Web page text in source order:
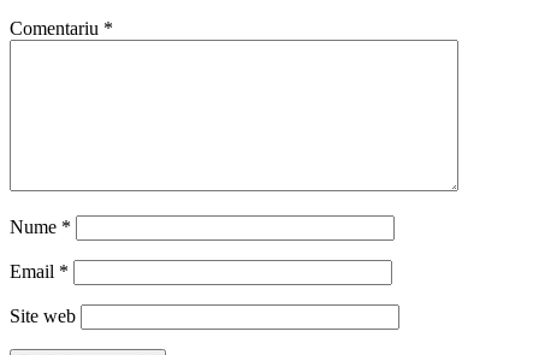
Comentariu *
Nume *
Email *
Site web